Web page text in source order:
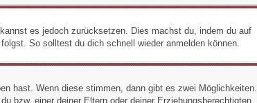
es jedoch zurücksetzen. Dies machst du, indem du auf
So solltest du dich schnell wieder anmelden können.
hast. Wenn diese stimmen, dann gibt es zwei Möglichkeiten.
bzw. einer deiner Eltern oder deiner Erziehungsberechtigten